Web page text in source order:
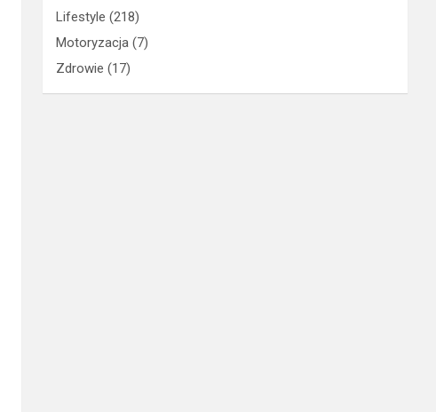
Lifestyle (218)
Motoryzacja (7)
Zdrowie (17)